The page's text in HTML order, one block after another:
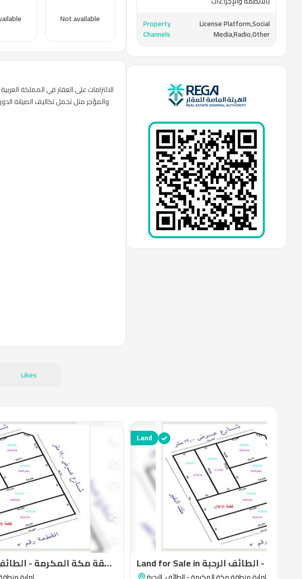
Not available
الالتزامات على العقار في المملكة
والمؤجر مثل تحمل تكاليف الصيانة
Property
Channels
License Platform,Social
Media,Radio,Other
Likes
Land for Sale in امارة منطقة مكة المكرمة - الطائف الرحبة
Land